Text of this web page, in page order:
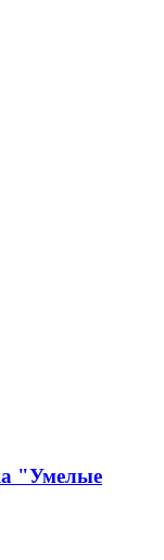
"Умелые